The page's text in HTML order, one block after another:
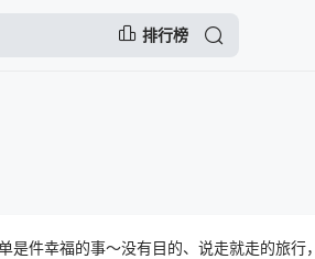
排行榜
是件幸福的事～没有目的、说走就走的旅行